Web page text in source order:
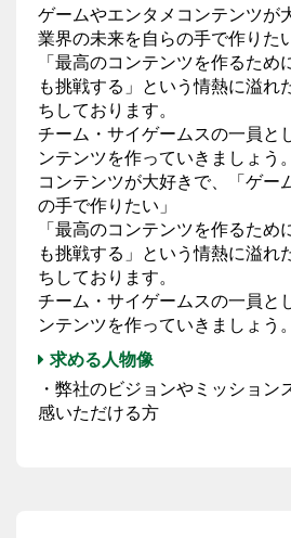
ゲームやエンタメコンテンツが
業界の未来を自らの手で作りた
「最高のコンテンツを作るた
も挑戦する」という情熱に溢れ
ちしております。
チーム・サイゲームスの一員と
ンテンツを作っていきましょう
コンテンツが大好きで、「ゲー
の手で作りたい」
「最高のコンテンツを作るた
も挑戦する」という情熱に溢れ
ちしております。
チーム・サイゲームスの一員と
ンテンツを作っていきましょう。
求める人物像
・弊社のビジョンやミッション
感いただける方